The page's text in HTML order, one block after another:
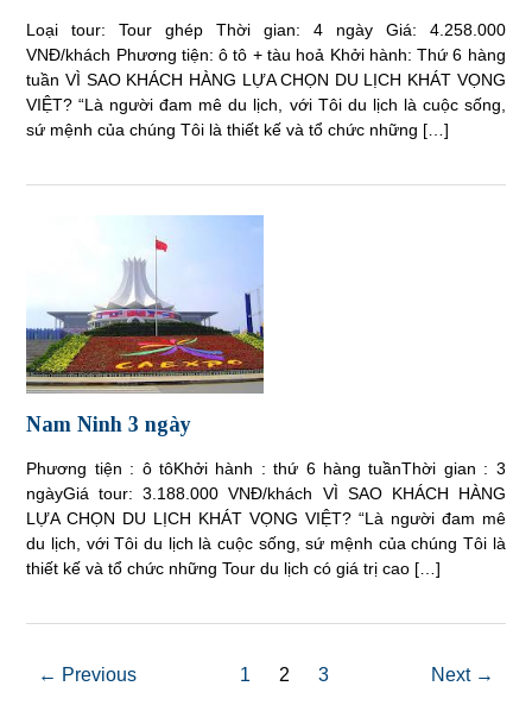
Loại tour: Tour ghép Thời gian: 4 ngày Giá: 4.258.000
VNĐ/khách Phương tiện: ô tô + tàu hoả Khởi hành: Thứ 6 hàng
tuần VÌ SAO KHÁCH HÀNG LỰA CHỌN DU LỊCH KHÁT VỌNG
VIỆT? “Là người đam mê du lịch, với Tôi du lịch là cuộc sống,
sứ mệnh của chúng Tôi là thiết kế và tổ chức những […]
Nam Ninh 3 ngày
Phương tiện : ô tôKhởi hành : thứ 6 hàng tuầnThời gian : 3
ngàyGiá tour: 3.188.000 VNĐ/khách VÌ SAO KHÁCH HÀNG
LỰA CHỌN DU LỊCH KHÁT VỌNG VIỆT? “Là người đam mê
du lịch, với Tôi du lịch là cuộc sống, sứ mệnh của chúng Tôi là
thiết kế và tổ chức những Tour du lịch có giá trị cao […]
← Previous 1 2 3 Next →